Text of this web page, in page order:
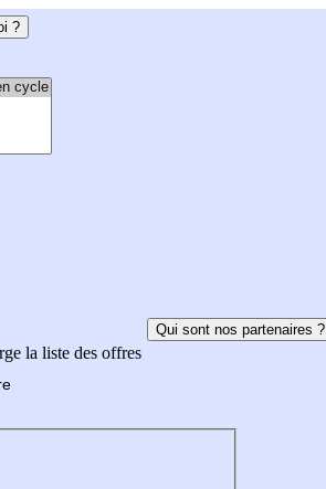
?
la liste des offres
Qui sont nos partenaires ?